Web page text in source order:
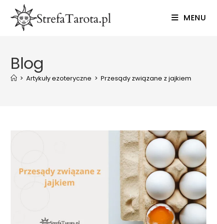
content
MENU
Blog
> Artykuły ezoteryczne > Przesądy związane z jajkiem